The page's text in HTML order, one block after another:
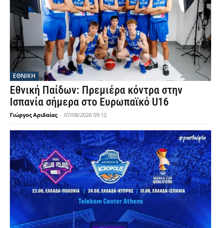
ΕΘΝΙΚΉ
Εθνική Παίδων: Πρεμιέρα κόντρα στην
Ισπανία σήμερα στο Ευρωπαϊκό U16
Γιώργος Αριδαίας - 07/08/2026 09:12